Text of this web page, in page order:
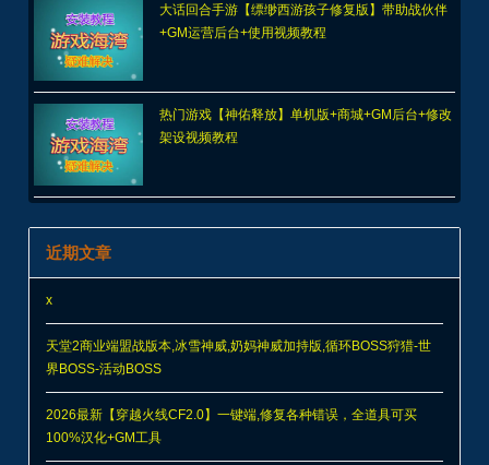
大话回合手游【缥缈西游孩子修复版】带助战伙伴
+GM运营后台+使用视频教程
热门游戏【神佑释放】单机版+商城+GM后台+修改
架设视频教程
近期文章
x
天堂2商业端盟战版本,冰雪神威,奶妈神威加持版,循环BOSS狩猎-世
界BOSS-活动BOSS
2026最新【穿越火线CF2.0】一键端,修复各种错误，全道具可买
100%汉化+GM工具